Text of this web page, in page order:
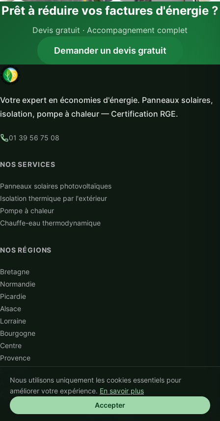
Prêt à réduire vos factures d'énergie ?
Devis gratuit · Accompagnement complet
Demander un devis gratuit
Votre expert en économies d'énergie. Panneaux solaires,
isolation, pompe à chaleur — Certification RGE.
01 39 56 75 08
NOS SERVICES
Panneaux solaires photovoltaïques
Isolation thermique par l'extérieur
Pompe à chaleur
Chauffe-eau thermodynamique
NOS RÉGIONS
Bretagne
Normandie
Picardie
Alsace
Lorraine
Bourgogne
Centre
Provence
Auvergne
Certifié RGE
© 2026 Génération Verte™ — Tous droits réservés
Mentions légales
Nous utilisons uniquement les cookies essentiels pour
améliorer votre expérience. En savoir plus
Accepter